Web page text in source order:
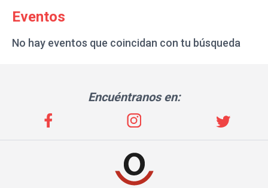
Eventos
No hay eventos que coincidan con tu búsqueda
Encuéntranos en: